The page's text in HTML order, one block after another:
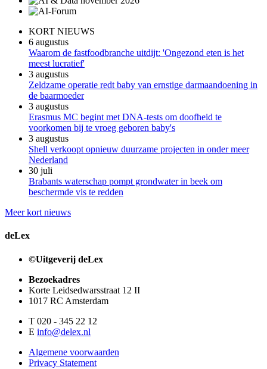
KORT NIEUWS
6 augustus
Waarom de fastfoodbranche uitdijt: 'Ongezond eten is het
meest lucratief'
3 augustus
Zeldzame operatie redt baby van ernstige darmaandoening in
de baarmoeder
3 augustus
Erasmus MC begint met DNA-tests om doofheid te
voorkomen bij te vroeg geboren baby's
3 augustus
Shell verkoopt opnieuw duurzame projecten in onder meer
Nederland
30 juli
Brabants waterschap pompt grondwater in beek om
beschermde vis te redden
Meer kort nieuws
deLex
©Uitgeverij deLex
Bezoekadres
Korte Leidsedwarsstraat 12 II
1017 RC Amsterdam
T 020 - 345 22 12
E info@delex.nl
Algemene voorwaarden
Privacy Statement